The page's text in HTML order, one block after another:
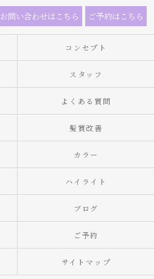
お問い合わせはこちら ご予約はこちら
コンセプト
スタッフ
よくある質問
髪質改善
カラー
ハイライト
ブログ
ご予約
サイトマップ